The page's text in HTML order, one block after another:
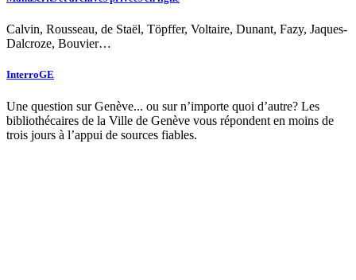
Calvin, Rousseau, de Staël, Töpffer, Voltaire, Dunant, Fazy, Jaques-
Dalcroze, Bouvier…
InterroGE
Une question sur Genève... ou sur n’importe quoi d’autre? Les
bibliothécaires de la Ville de Genève vous répondent en moins de
trois jours à l’appui de sources fiables.